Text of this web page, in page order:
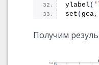
ylabel (
set ( gca,
Получим